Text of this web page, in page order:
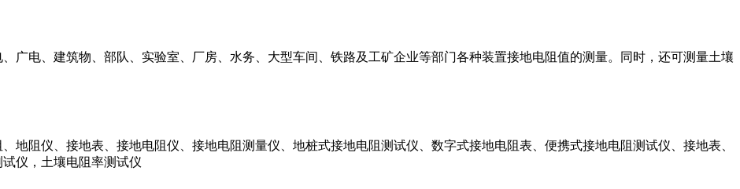
电、建筑物、部队、实验室、厂房、水务、大型车间、铁路及工矿企业等部门各种装置接地电阻值的测量。同时，还可测量土壤
地阻仪、接地表、接地电阻仪、接地电阻测量仪、地桩式接地电阻测试仪、数字式接地电阻表、便携式接地电阻测试仪、接地表、
仪，土壤电阻率测试仪